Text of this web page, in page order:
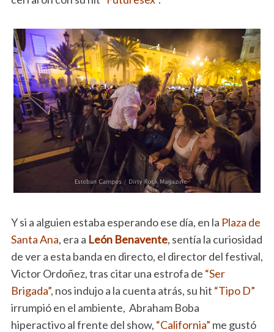
Y si a alguien estaba esperando ese día, en la Plaza de
Santa Ana, era a León Benavente, sentía la curiosidad
de ver a esta banda en directo, el director del festival,
Victor Ordoñez, tras citar una estrofa de “Ser
Brigada”, nos indujo a la cuenta atrás, su hit “Tipo D”
irrumpió en el ambiente, Abraham Boba
hiperactivo al frente del show, “California” me gustó